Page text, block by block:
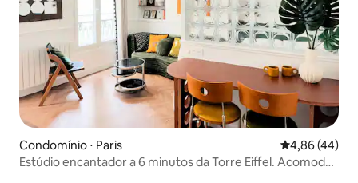
Condomínio ⋅ Paris 4,86 de uma
4,86 (44)
Estúdio encantador a 6 minutos da Torre Eiffel. Acomoda